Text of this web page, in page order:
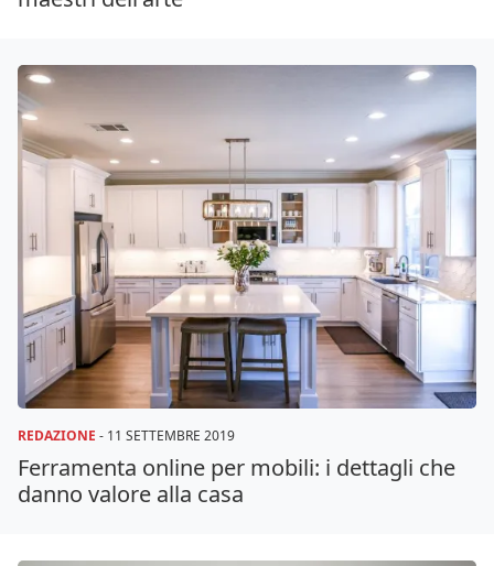
REDAZIONE - 11 SETTEMBRE 2019
Ferramenta online per mobili: i dettagli che
danno valore alla casa